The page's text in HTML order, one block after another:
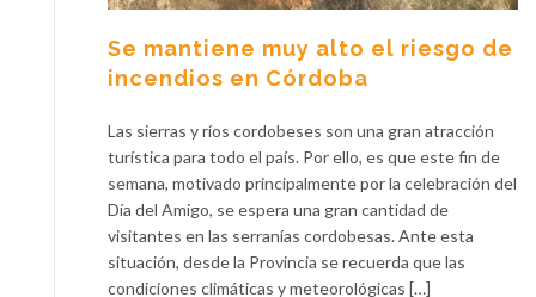
Se mantiene muy alto el riesgo de
incendios en Córdoba
Las sierras y ríos cordobeses son una gran atracción
turística para todo el país. Por ello, es que este fin de
semana, motivado principalmente por la celebración del
Día del Amigo, se espera una gran cantidad de
visitantes en las serranías cordobesas. Ante esta
situación, desde la Provincia se recuerda que las
condiciones climáticas y meteorológicas […]